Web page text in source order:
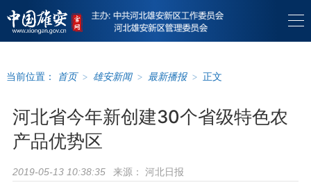
当前位置： 首页 > 雄安新闻 > 最新播报 > 正文
河北省今年新创建30个省级特色农
产品优势区
2019-05-13 10:38:35 来源： 河北日报